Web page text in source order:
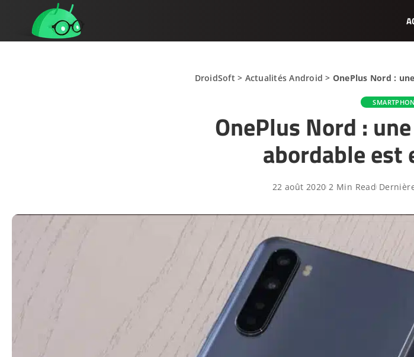
DroidSoft > Actualités Android > OnePlus Nord :
OnePlus Nord :
abordable est
22 août 2020 2 Min Read